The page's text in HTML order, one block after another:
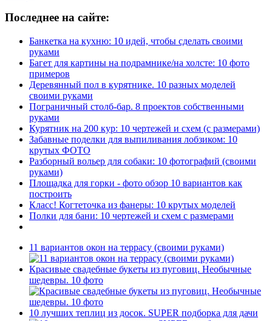
Последнее на сайте:
Банкетка на кухню: 10 идей, чтобы сделать своими
руками
Багет для картины на подрамнике/на холсте: 10 фото
примеров
Деревянный пол в курятнике. 10 разных моделей
своими руками
Пограничный столб-бар. 8 проектов собственными
руками
Курятник на 200 кур: 10 чертежей и схем (с размерами)
Забавные поделки для выпиливания лобзиком: 10
крутых ФОТО
Разборный вольер для собаки: 10 фотографий (своими
руками)
Площадка для горки - фото обзор 10 вариантов как
построить
Класс! Когтеточка из фанеры: 10 крутых моделей
Полки для бани: 10 чертежей и схем с размерами
11 вариантов окон на террасу (своими руками)
Красивые свадебные букеты из пуговиц. Необычные
шедевры. 10 фото
10 лучших теплиц из досок. SUPER подборка для дачи